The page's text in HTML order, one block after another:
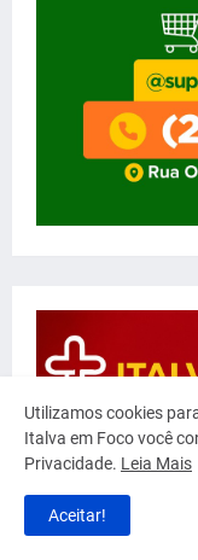
Utilizamos cookies
Italva em Foco você
Privacidade. Leia Mais
Aceitar!